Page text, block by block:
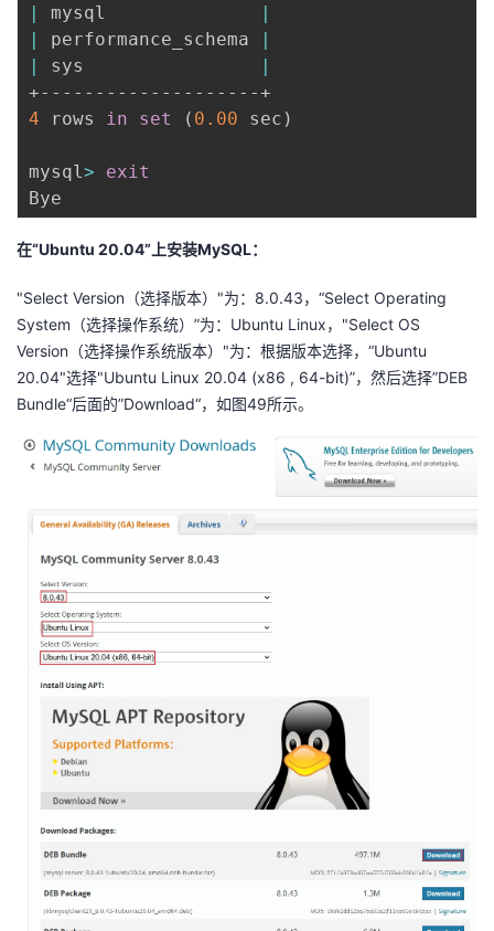
|
mysql
|
|
performance_schema
|
|
sys
|
4 rows in set ( 0.00 sec )
mysql >
exit
在“Ubuntu 20.04”上安装MySQL：
"Select Version（选择版本）"为：8.0.43，“Select Operating
System（选择操作系统）”为：Ubuntu Linux，"Select OS
Version（选择操作系统版本）"为：根据版本选择，“Ubuntu
20.04"选择"Ubuntu Linux 20.04 (x86 , 64-bit)”，然后选择”DEB
Bundle“后面的”Download“，如图49所示。